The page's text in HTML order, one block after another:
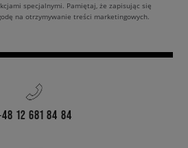
specjalnymi. Pamiętaj, że zapisując się
na otrzymywanie treści marketingowych.
12 681 84 84